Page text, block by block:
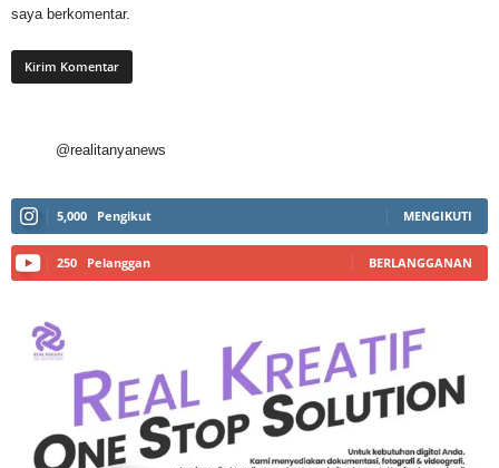
saya berkomentar.
@realitanyanews
5,000 Pengikut MENGIKUTI
250 Pelanggan BERLANGGANAN